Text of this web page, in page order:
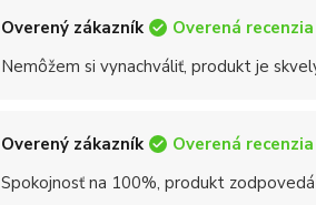
Overený zákazník Overená recenzia
Nemôžem si vynachváliť, produkt je
Overený zákazník Overená recenzia
Spokojnosť na 100%, produkt